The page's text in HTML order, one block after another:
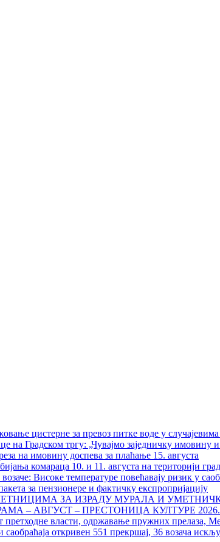
цистерне за превоз питке воде у
на Градском тргу: „Чувајмо заједничку имовину
на имовину доспева за плаћање 15. августа
комараца 10. и 11. августа на територији
Високе температуре повећавају ризик у
за пензионере и фактичку експропријацију
ЗА ИЗРАДУ МУРАЛА И
– АВГУСТ – ПРЕСТОНИЦА КУЛТУРЕ 2026.
претходне власти, одржавање пружних прелаза,
саобраћаја откривен 551 прекршај, 36 возача